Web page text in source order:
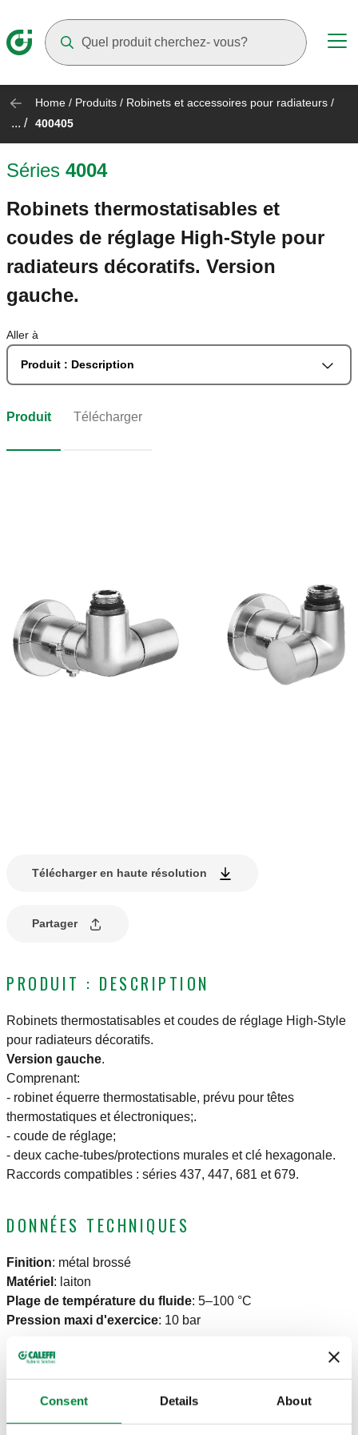
Consent Details About
Home / Produits / Robinets et accessoires pour radiateurs /
... / 400405
Séries 4004
Robinets thermostatisables et
coudes de réglage High-Style pour
radiateurs décoratifs. Version
gauche.
Aller à
Produit : Description
Produit Télécharger
Télécharger en haute résolution
Partager
PRODUIT : DESCRIPTION
Robinets thermostatisables et coudes de réglage High-Style
pour radiateurs décoratifs.
Version gauche.
Comprenant:
- robinet équerre thermostatisable, prévu pour têtes
thermostatiques et électroniques;.
- coude de réglage;
- deux cache-tubes/protections murales et clé hexagonale.
Raccords compatibles : séries 437, 447, 681 et 679.
DONNÉES TECHNIQUES
Finition: métal brossé
Matériel : laiton
Plage de température du fluide: 5–100 °C
Pression maxi d'exercice: 10 bar
DESSINS ET SPÉCIFICATIONS